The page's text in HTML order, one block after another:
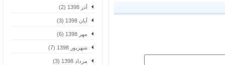
آذر 1398 (2)
آبان 1398 (3)
مهر 1398 (6)
شهریور 1398 (7)
مرداد 1398 (3)